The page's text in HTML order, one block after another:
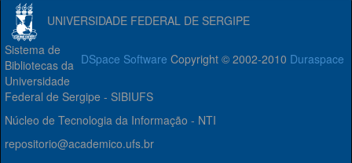
UNIVERSIDADE FEDERAL DE SERGIPE
DSpace Software Copyright © 2002-2010 Duraspace
Sistema de
Bibliotecas da
Universidade
Federal de Sergipe - SIBIUFS
Núcleo de Tecnologia da Informação - NTI
repositorio@academico.ufs.br